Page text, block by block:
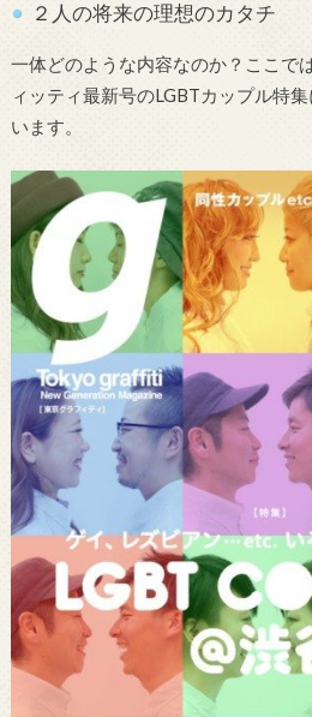
２人の将来の理想のカタチ
一体どのような内容なのか？ここで
ィッティ最新号のLGBTカップル特
います。